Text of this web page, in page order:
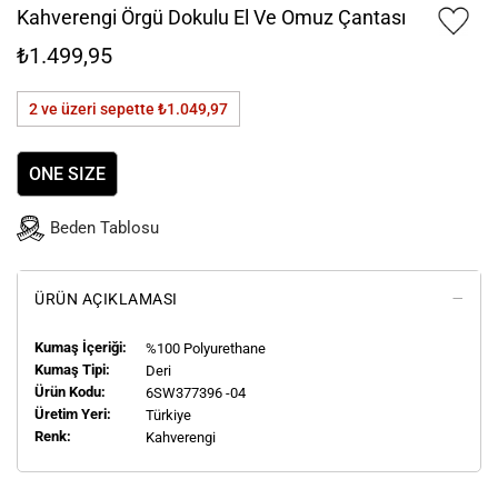
Kahverengi Örgü Dokulu El Ve Omuz Çantası
₺1.499,95
2 ve üzeri sepette ₺1.049,97
ONE SIZE
Beden Tablosu
ÜRÜN AÇIKLAMASI
Kumaş İçeriği:
%100 Polyurethane
Kumaş Tipi:
Deri
Ürün Kodu:
6SW377396 -04
Üretim Yeri:
Türkiye
Renk:
Kahverengi